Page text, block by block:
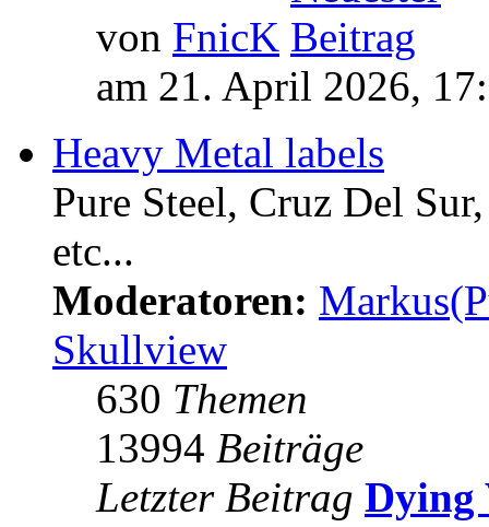
von FnicK
am 21. April 2026,
Heavy Metal labels
Pure Steel, Cruz Del
etc...
Moderatoren:
Skullview
630 Themen
13994 Beiträge
Letzter Beitrag Dying